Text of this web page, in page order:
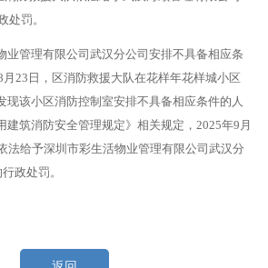
处罚。
业管理有限公司武汉分公司安排不具备相应条
23日，区消防救援大队在花样年花样城小区
现该小区消防控制室安排不具备相应条件的人
建筑消防安全管理规定》相关规定，2025年9月
法给予深圳市彩生活物业管理有限公司武汉分
政处罚。